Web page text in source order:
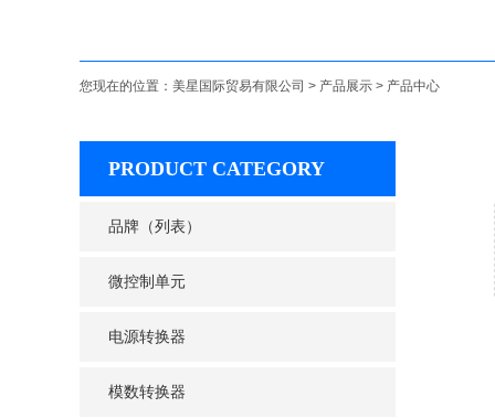
您现在的位置： 美星国际贸易有限公司 > 产品展示 > 产品中心
PRODUCT CATEGORY
品牌（列表）
微控制单元
电源转换器
模数转换器